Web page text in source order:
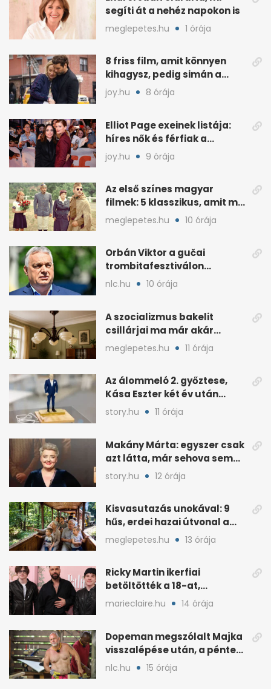
segíti át a nehéz napokon is
meglepetes.hu 1 órája
8 friss film, amit könnyen
kihagysz, pedig simán a
kedvenced lehet
joy.hu 8 órája
Elliot Page exeinek listája:
híres nők és férfiak a
múltjából
joy.hu 9 órája
Az első színes magyar
filmek: 5 klasszikus, amit ma
is jó újranézni
meglepetes.hu 10 órája
Orbán Viktor a gučai
trombitafesztiválon
sörözött a Hotel Nordiknál
nlc.hu 10 órája
A szocializmus bakelit
csillárjai ma már akár
százezreket is érhetnek
meglepetes.hu 11 órája
Az álommeló 2. győztese,
Kása Eszter két év után
felmondott Balogh
Leventénél
story.hu 11 órája
Makány Márta: egyszer csak
azt látta, már sehova sem
hívják
story.hu 12 órája
Kisvasutazás unokával: 9
hűs, erdei hazai útvonal a
kánikulára
meglepetes.hu 13 órája
Ricky Martin ikerfiai
betöltötték a 18-at,
megható üzenet jött tőle
marieclaire.hu 14 órája
Dopeman megszólalt Majka
visszalépése után, a pénteki
koncert marad
nlc.hu 15 órája